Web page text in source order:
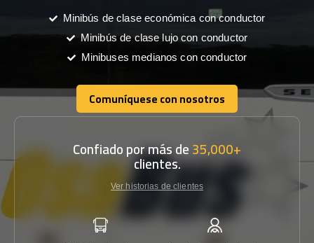
Minibús de clase económica con conductor
Minibús de clase lujo con conductor
Minibuses medianos con conductor
Comuníquese con nosotros
Comuníquese con nosotros
Confiado por más de35,000+
clientes.
Ver historias de clientes